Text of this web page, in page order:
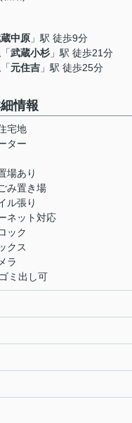
中原 」駅 徒歩9分
「武蔵小杉 」駅 徒歩21分
「元住吉 」駅 徒歩25分
情報
宅地
ター
場あり
み置き場
ル張り
ネット対応
ック
クス
ラ
ミ出し可